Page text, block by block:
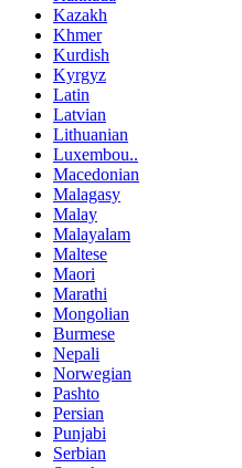
Kazakh
Khmer
Kurdish
Kyrgyz
Latin
Latvian
Lithuanian
Luxembou..
Macedonian
Malagasy
Malay
Malayalam
Maltese
Maori
Marathi
Mongolian
Burmese
Nepali
Norwegian
Pashto
Persian
Punjabi
Serbian